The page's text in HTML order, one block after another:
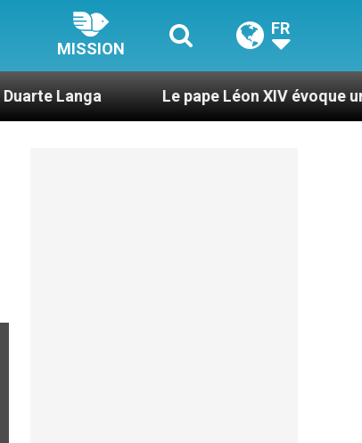
MISSION
FR
Le pape Léon XIV évoque un voyage aux